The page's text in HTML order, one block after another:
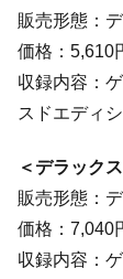
販売形態：
価格：5,610
収録内容：
スドエディシ
＜デラック
販売形態：
価格：7,040
収録内容：